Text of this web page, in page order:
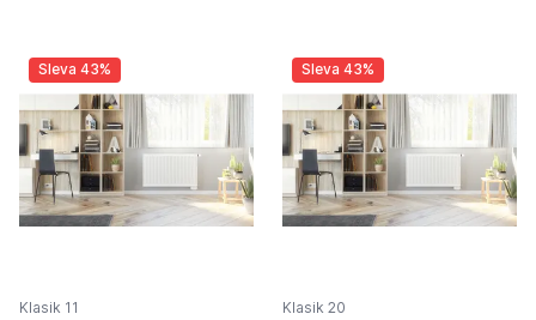
Sleva 43%
Klasik 11
Sleva 43%
Klasik 20